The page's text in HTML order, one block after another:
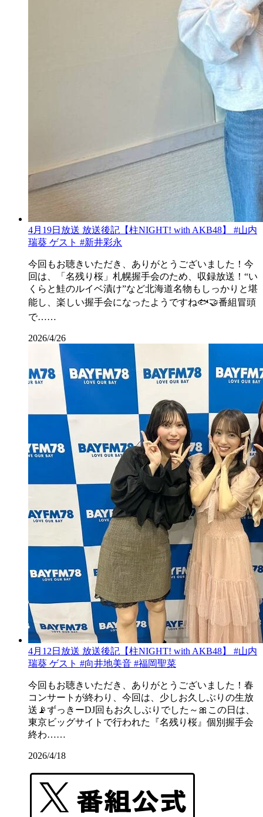
4月19日放送 放送後記【柱NIGHT! with AKB48】 #山内
瑞葵 ゲスト #新井彩永
今回もお聴きいただき、ありがとうございました！今
回は、「名残り桜」札幌握手会のため、収録放送！“い
くらと鮭のルイベ漬け”など北海道名物もしっかりと堪
能し、楽しい握手会になったようですね🐟🤝番組冒頭
で……
2026/4/26
4月12日放送 放送後記【柱NIGHT! with AKB48】 #山内
瑞葵 ゲスト #向井地美音 #福岡聖菜
今回もお聴きいただき、ありがとうございました！春
コンサートが終わり、今回は、少しお久しぶりの生放
送📡ずっきーDJ回もお久しぶりでした～🎀この日は、
東京ビッグサイトで行われた『名残り桜』個別握手会
終わ……
2026/4/18